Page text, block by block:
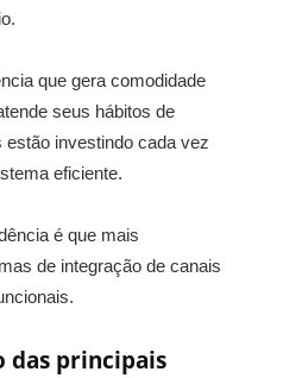
que gera comodidade
seus hábitos de
investindo cada vez
eficiente.
é que mais
de integração de canais
das principais